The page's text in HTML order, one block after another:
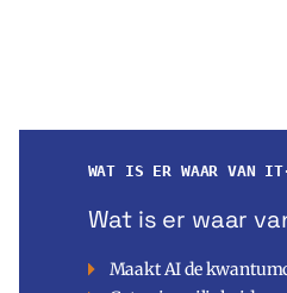
WAT IS ER WAAR VAN IT-
Wat is er waar
Maakt AI de